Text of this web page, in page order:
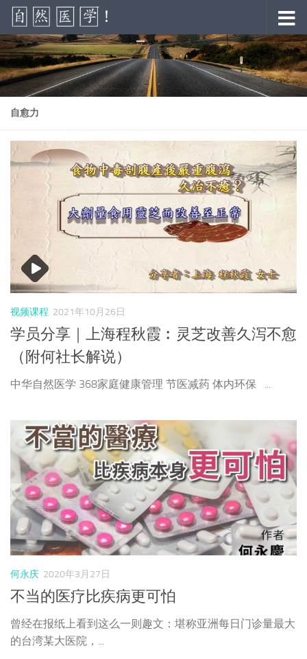
跳至内容
自愈力
视频课程 2021年10月26日
学员分享｜上海程秋霞︰灵芝改善久泻不愈
（附何社长解说）
中华自然医学 368家庭健康管理 节医减药 体内环保 ...
何永庆 2020年3月27日
不当的医疗比疾病更可怕
曾经在报纸上看到这么一则趣文：堪称亚洲每日门诊量最大
的台湾某大医院，...